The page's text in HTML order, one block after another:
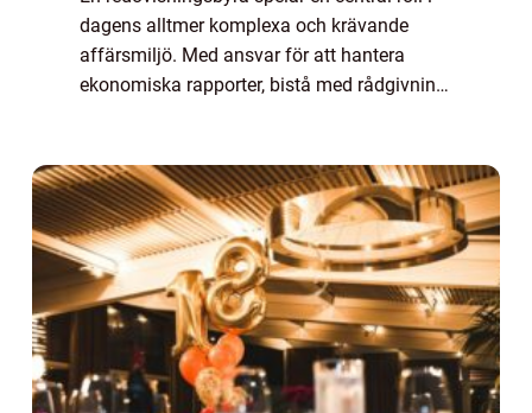
dagens alltmer komplexa och krävande
affärsmiljö. Med ansvar för att hantera
ekonomiska rapporter, bistå med rådgivning